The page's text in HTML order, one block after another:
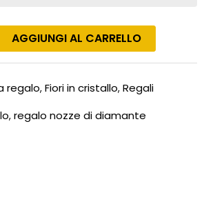
AGGIUNGI AL CARRELLO
regalo, Fiori in cristallo, Regali
, regalo nozze di diamante